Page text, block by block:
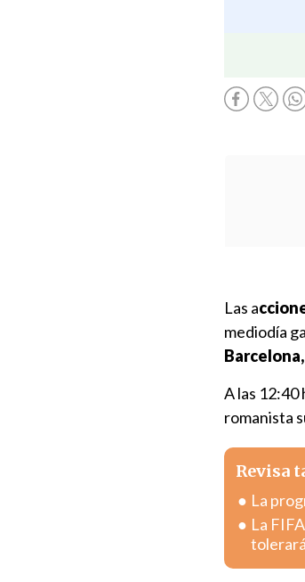
Las a
mediodía
Barcelona,
A las 12:40
romanista
Revisa
La
La